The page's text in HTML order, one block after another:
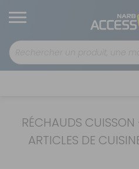
RÉCHAUDS
ARTICLES DE